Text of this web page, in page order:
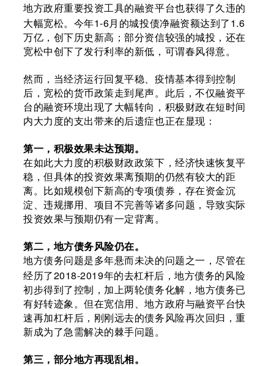
地方政府重要投资工具的融资平台也获得了久违的
大幅宽松。今年1-6月的城投债净融资额达到了 1.6
万亿，创下历史新高；部分资信较强的城投，还在
宽松中创下了发行利率的新低，可谓春风得意。
然而，当经济运行回复平稳、疫情基本得到控制
后，宽松的货币政策走到尾声。此后，不仅融资平
台的融资环境出现了大幅转向，积极财政在短时间
内大力度的支出带来的后遗症也正在显现：
第一，积极效果未达预期。
在如此大力度的积极财政政策下，经济快速恢复平
稳，但具体的投资效果离预期的仍然有较大的距
离。比如规模创下新高的专项债券，存在资金沉
淀、违规挪用、项目不完善等诸多问题，导致实际
投资效果与预期仍有一定背离。
第二，地方债务风险仍在。
地方债务问题是多年悬而未决的问题之一，尽管在
经历了2018-2019年的去杠杆后，地方债务的风险
初步得到了控制，加上两轮债务化解，地方债务已
有好转迹象。但在宽信用、地方政府与融资平台快
速再加杠杆后，刚刚远去的债务风险再次回归，重
新成为了急需解决的棘手问题。
第三，部分地方再现乱相。